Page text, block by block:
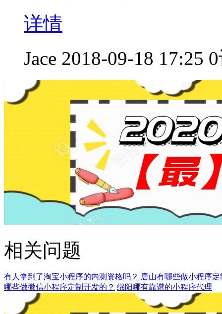
详情
Jace 2018-09-18 17:25
相关问题
有人拿到了淘宝小程序的内测资格吗？ 唐山有哪些做小程序
哪些做微信小程序定制开发的？ 绵阳哪有靠谱的小程序代理